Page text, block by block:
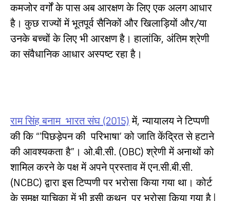
कमजोर वर्गों के पास अब आरक्षण के लिए एक अलग आधार
है। कुछ राज्यों में भूतपूर्व सैनिकों और खिलाड़ियों और/या
उनके बच्चों के लिए भी आरक्षण है। हालांकि, अंतिम श्रेणी
का संवैधानिक आधार अस्पष्ट रहा है।
राम सिंह बनाम भारत संघ (2015)में, न्यायालय ने टिप्पणी
की कि “’पिछड़ेपन की परिभाषा’ को जाति केंद्रित से हटाने
की आवश्यकता है”। ओ.बी.सी. (OBC) श्रेणी में अनाथों को
शामिल करने के पक्ष में अपने प्रस्ताव में एन.सी.बी.सी.
(NCBC) द्वारा इस टिप्पणी पर भरोसा किया गया था। कोर्ट
के समक्ष याचिका में भी इसी कथन पर भरोसा किया गया है |